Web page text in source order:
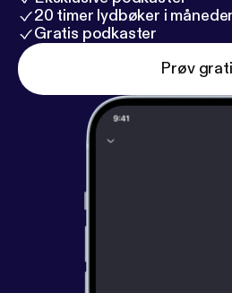
20 timer lydbøker i
Gratis podkaster
Prøv